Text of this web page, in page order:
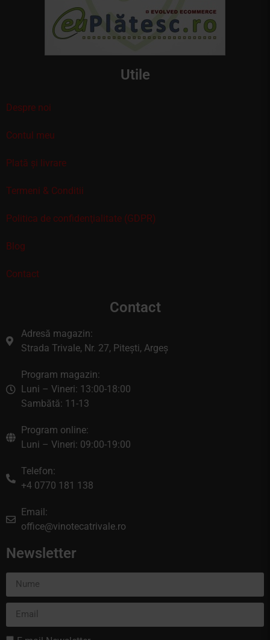
Utile
Despre noi
Contul meu
Plată și livrare
Termeni & Conditii
Politica de confidenţialitate (GDPR)
Blog
Contact
Contact
Adresă magazin:
Strada Trivale, Nr. 27, Pitești, Argeș
Program magazin:
Luni – Vineri: 13:00-18:00
Sambătă: 11-13
Program online:
Luni – Vineri: 09:00-19:00
Telefon:
+4 0770 181 138
Email:
office@vinotecatrivale.ro
Newsletter